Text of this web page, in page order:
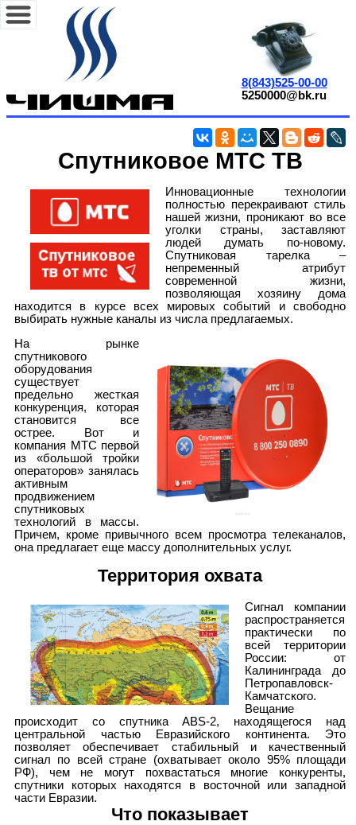
8(843)525-00-00
5250000@bk.ru
Спутниковое МТС ТВ
Инновационные технологии
полностью перекраивают стиль
нашей жизни, проникают во все
уголки страны, заставляют
людей думать по-новому.
Спутниковая тарелка –
непременный атрибут
современной жизни,
позволяющая хозяину дома
находится в курсе всех мировых событий и свободно
выбирать нужные каналы из числа предлагаемых.
На рынке
спутникового
оборудования
существует
предельно жесткая
конкуренция, которая
становится все
острее. Вот и
компания МТС первой
из «большой тройки
операторов» занялась
активным
продвижением
спутниковых
технологий в массы.
Причем, кроме привычного всем просмотра телеканалов,
она предлагает еще массу дополнительных услуг.
Территория охвата
Сигнал компании
распространяется
практически по
всей территории
России: от
Калининграда до
Петропавловск-
Камчатского.
Вещание
происходит со спутника ABS-2, находящегося над
центральной частью Евразийского континента. Это
позволяет обеспечивает стабильный и качественный
сигнал по всей стране (охватывает около 95% площади
РФ), чем не могут похвастаться многие конкуренты,
спутники которых находятся в восточной или западной
части Евразии.
Что показывает